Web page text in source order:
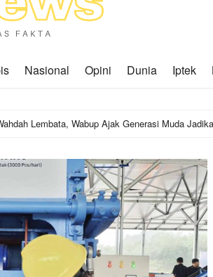
Nasional Opini Dunia Iptek
Lembata, Wabup Ajak Generasi Muda